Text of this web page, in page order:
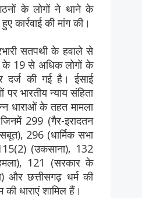
के लोगों ने थाने के
कार्रवाई की मांग की।
सतपथी के हवाले से
के 19 से अधिक लोगों के
की गई है। ईसाई
भारतीय न्याय संहिता
धाराओं के तहत मामला
299 (गैर-इरादतन
296 (धार्मिक सभा
(उकसाना), 132
121 (सरकार के
और छत्तीसगढ़ धर्म की
धाराएं शामिल हैं।